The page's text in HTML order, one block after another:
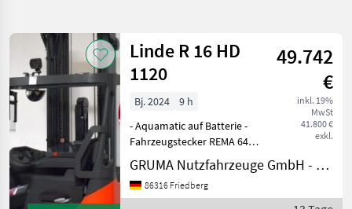
Linde R 16 HD
1120
49.742
€
inkl. 19%
MwSt
41.800 €
exkl.
Bj. 2024
9 h
- Aquamatic auf Batterie -
Fahrzeugstecker REMA 640A
- 180° Batt.-Türe für
Batteriewechsel - Fahrzeug:
Einfachzusatzhydraulik -
GRUMA Nutzfahrzeuge GmbH - Staplertechnik
86316 Friedberg